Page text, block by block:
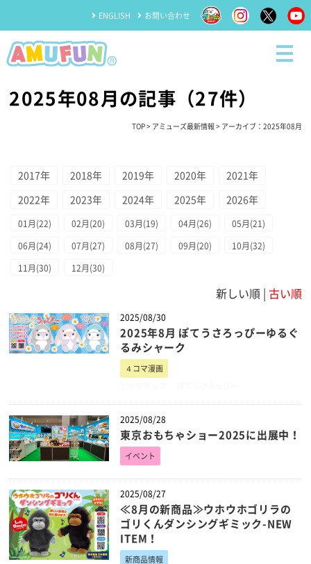
ENGLISH お問い合わせ
2025年08月の記事（27件）
TOP> アミューズ最新情報> アーカイブ：2025年08月
2017年 2018年 2019年 2020年 2021年
2022年 2023年 2024年 2025年 2026年
01月(22) 02月(20) 03月(19) 04月(26) 05月(21)
06月(24) 07月(27) 08月(27) 09月(20) 10月(32)
11月(30) 12月(30)
新しい順 | 古い順
2025/08/30
2025年8月 ぽてうさろっぴーゆるぐ
るみシャーク
４コマ漫画
2025/08/28
東京おもちゃショー2025に出展中！
イベント
2025/08/27
≪8月の新商品≫ウホウホゴリラの
ゴリくんダンシングギミック-NEW
ITEM！
新商品情報